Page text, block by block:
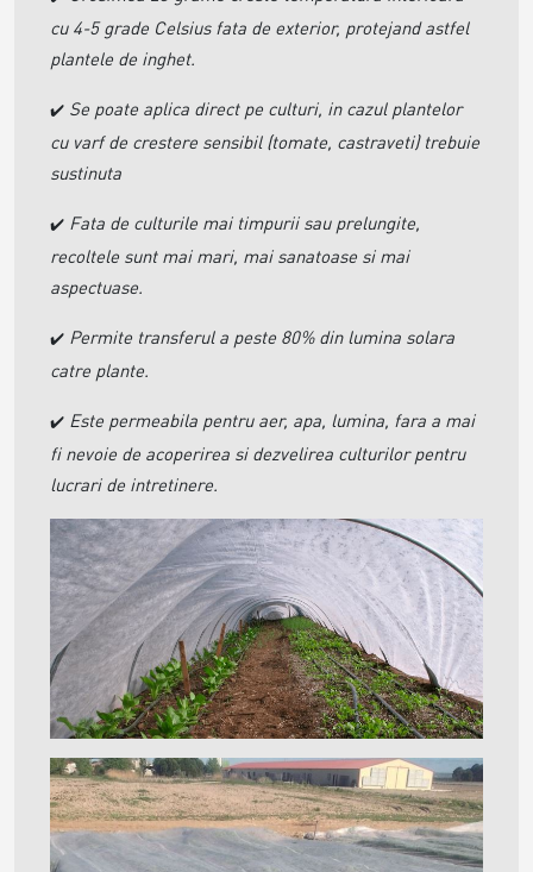
cu 4-5 grade Celsius fata de exterior, protejand astfel
plantele de inghet.
✔️ Se poate aplica direct pe culturi, in cazul plantelor
cu varf de crestere sensibil (tomate, castraveti) trebuie
sustinuta
✔️ Fata de culturile mai timpurii sau prelungite,
recoltele sunt mai mari, mai sanatoase si mai
aspectuase.
✔️ Permite transferul a peste 80% din lumina solara
catre plante.
✔️ Este permeabila pentru aer, apa, lumina, fara a mai
fi nevoie de acoperirea si dezvelirea culturilor pentru
lucrari de intretinere.